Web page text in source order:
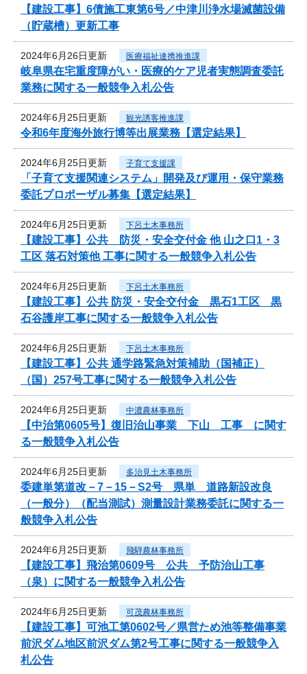
【建設工事】6債施工東第6号／中津川浄水場滅菌設備
（貯蔵槽）更新工事
2024年6月26日更新 医療福祉連携推進課
岐阜県在宅重度障がい・医療的ケア児者実態調査委託
業務に関する一般競争入札公告
2024年6月25日更新 観光誘客推進課
令和6年度海外旅行博等出展業務【選定結果】
2024年6月25日更新 子育て支援課
「子育て支援関連システム」開発及び運用・保守業務
委託プロポーザル募集【選定結果】
2024年6月25日更新 下呂土木事務所
【建設工事】公共 防災・安全交付金 他 山之口1・3
工区 落石対策他 工事に関する一般競争入札公告
2024年6月25日更新 下呂土木事務所
【建設工事】公共 防災・安全交付金 黒石1工区 黒
石谷護岸工事に関する一般競争入札公告
2024年6月25日更新 下呂土木事務所
【建設工事】公共 通学路緊急対策補助（国補正）
（国）257号工事に関する一般競争入札公告
2024年6月25日更新 中濃農林事務所
【中治第0605号】復旧治山事業 下山 工事 に関す
る一般競争入札公告
2024年6月25日更新 多治見土木事務所
委建単第道改－7－15－S2号 県単 道路新設改良
（一般分）（配当測試）測量設計業務委託に関する一
般競争入札公告
2024年6月25日更新 飛騨農林事務所
【建設工事】飛治第0609号 公共 予防治山工事
（泉）に関する一般競争入札公告
2024年6月25日更新 可茂農林事務所
【建設工事】可池工第0602号／県営ため池等整備事業
前沢ダム地区前沢ダム第2号工事に関する一般競争入
札公告